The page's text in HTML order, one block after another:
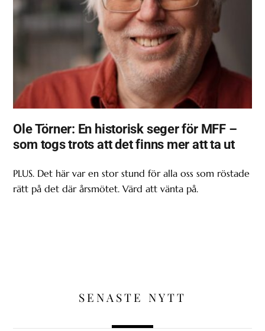
Ole Törner: En historisk seger för MFF –
som togs trots att det finns mer att ta ut
PLUS. Det här var en stor stund för alla oss som röstade
rätt på det där årsmötet. Värd att vänta på.
SENASTE NYTT